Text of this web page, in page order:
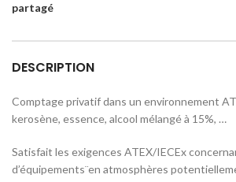
partagé
DESCRIPTION
Comptage privatif dans un environnement
kerosène, essence, alcool mélangé à 15%, …
Satisfait les exigences ATEX/IECEx
d’équipements¨en atmosphères